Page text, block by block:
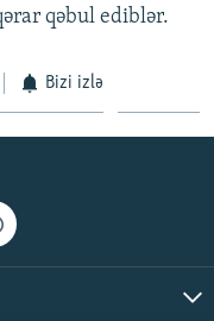
qəbul ediblər.
Bizi izlə